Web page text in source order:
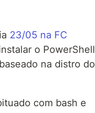
23/05 na FC
o PowerShell
na distro do
com bash e